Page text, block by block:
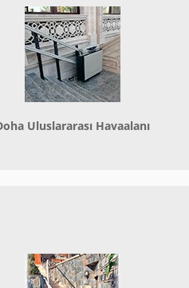
Uluslararası Havaalanı